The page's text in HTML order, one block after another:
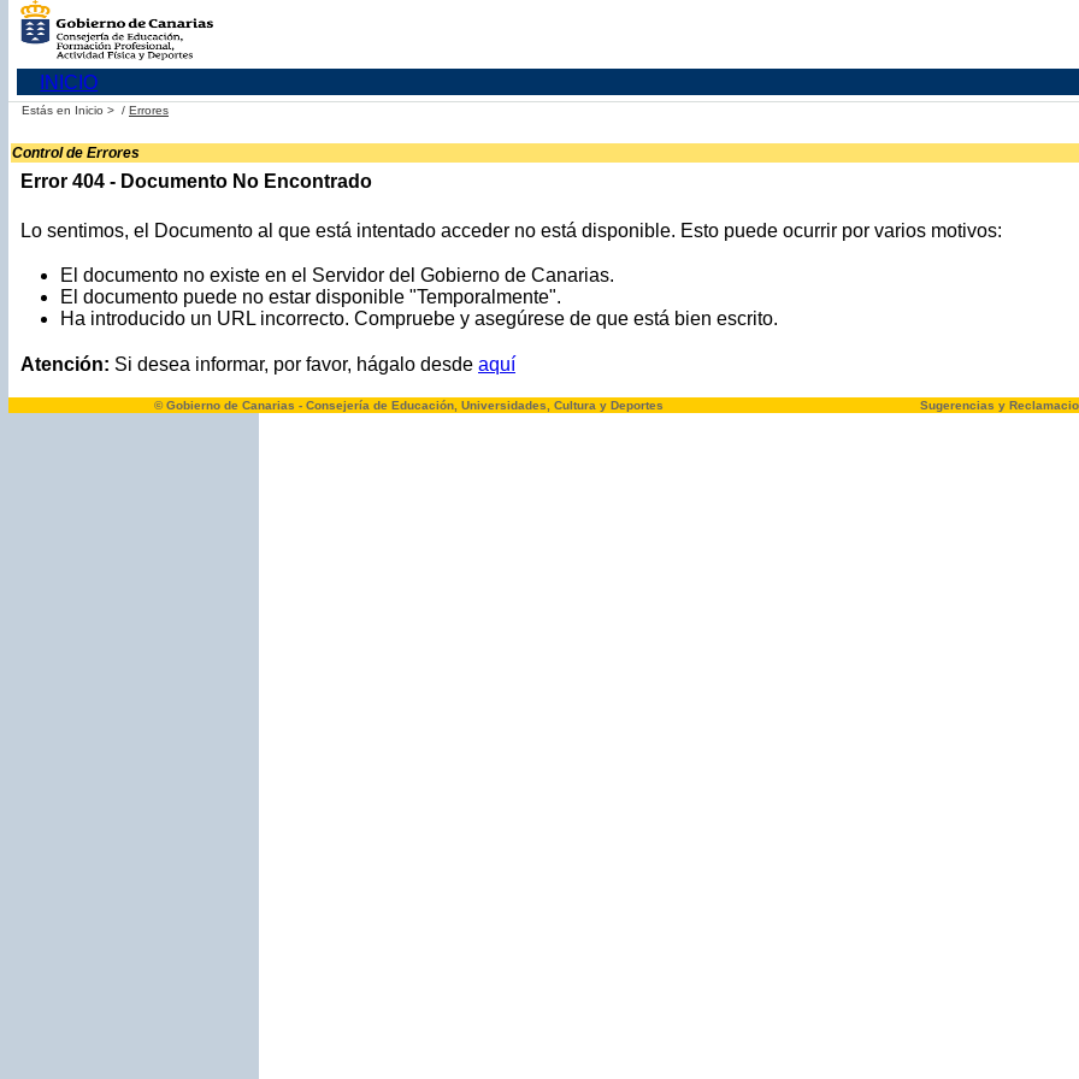
INICIO
Estás en Inicio > / Errores
Control de Errores
Error 404 - Documento No Encontrado
Lo sentimos, el Documento al que está intentado acceder no está disponible. Esto puede ocurrir por varios motivos:
El documento no existe en el Servidor del Gobierno de Canarias.
El documento puede no estar disponible "Temporalmente".
Ha introducido un URL incorrecto. Compruebe y asegúrese de que está bien escrito.
Atención: Si desea informar, por favor, hágalo desde aquí
© Gobierno de Canarias - Consejería de Educación, Universidades, Cultura y Deportes Sugerencias y